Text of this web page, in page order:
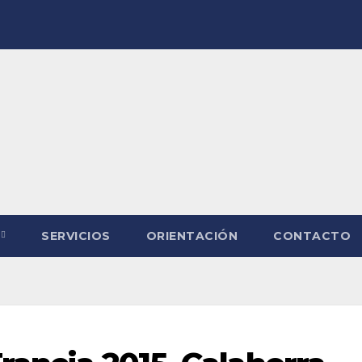
SERVICIOS ORIENTACIÓN CONTACTO